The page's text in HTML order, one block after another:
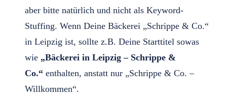
aber bitte natürlich und nicht als Keyword-
Stuffing. Wenn Deine Bäckerei „Schrippe & Co.“
in Leipzig ist, sollte z.B. Deine Starttitel sowas
wie „Bäckerei in Leipzig – Schrippe &
Co.“ enthalten, anstatt nur „Schrippe & Co. –
Willkommen“.